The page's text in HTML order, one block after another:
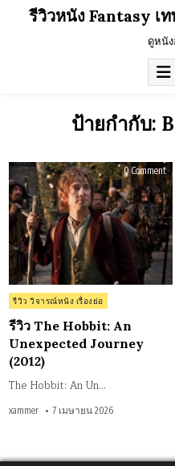
รีวิวหนัง Fantasy เ
ดูหนั
ป้ายกำกับ:
0 Commenton
รีวิว
The
An
Posted
in
รีวิว วิจารณ์หนัง เรื่องย่อ
รีวิว The Hobbit: An
Unexpected Journey
(2012)
The Hobbit: An Un…
xammer 7 เมษายน 2026